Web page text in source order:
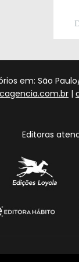
em: São
|
Editoras